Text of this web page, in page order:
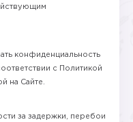
конфиденциальность
с Политикой
на Сайте.
за задержки, перебои